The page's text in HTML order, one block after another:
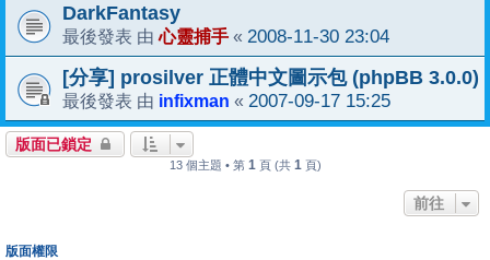
DarkFantasy
最後發表 由心靈捕手 « 2008-11-30 23:04
[分享] prosilver 正體中文圖示包 (phpBB 3.0.0)
最後發表 由 infixman « 2007-09-17 15:25
版面已鎖定
13 個主題 • 第 1 頁 (共 1 頁)
前往
版面權限